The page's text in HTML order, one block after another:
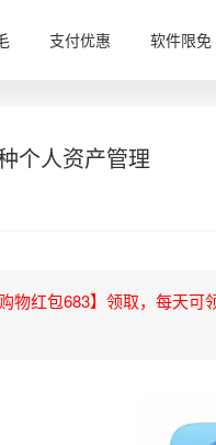
支付优惠 软件限免
个人资产管理
物红包683】领取，每天